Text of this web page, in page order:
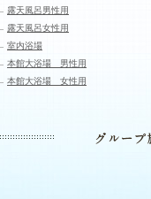
露天風呂男性用
露天風呂女性用
室内浴場
本館大浴場 男性用
本館大浴場 女性用